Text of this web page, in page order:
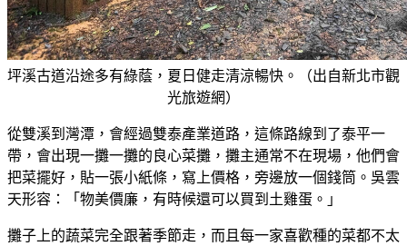
坪溪古道沿途多有綠蔭，夏日健走清涼暢快。（出自新北市觀
光旅遊網）
從雙溪到灣潭，會經過雙泰產業道路，這條路線到了泰平一
帶，會出現一攤一攤的良心菜攤，攤主通常不在現場，他們會
把菜擺好，貼一張小紙條，寫上價格，旁邊放一個錢筒。吳雲
天形容：「物美價廉，有時候還可以買到土雞蛋。」
攤子上的蔬菜完全跟著季節走，而且每一家喜歡種的菜都不太